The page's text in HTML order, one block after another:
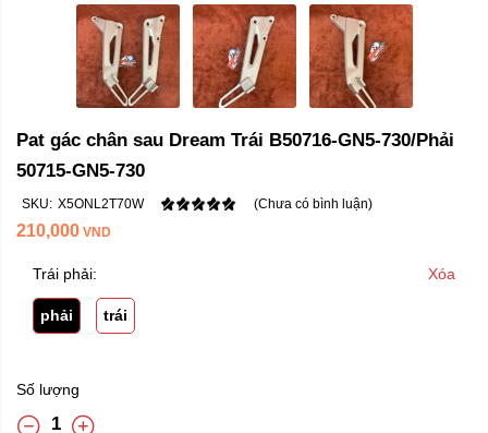
Pat gác chân sau Dream Trái B50716-GN5-730/Phải
50715-GN5-730
SKU: X5ONL2T70W (Chưa có bình luận)
210,000 VND
Trái phải: Xóa
phải trái
Số lượng